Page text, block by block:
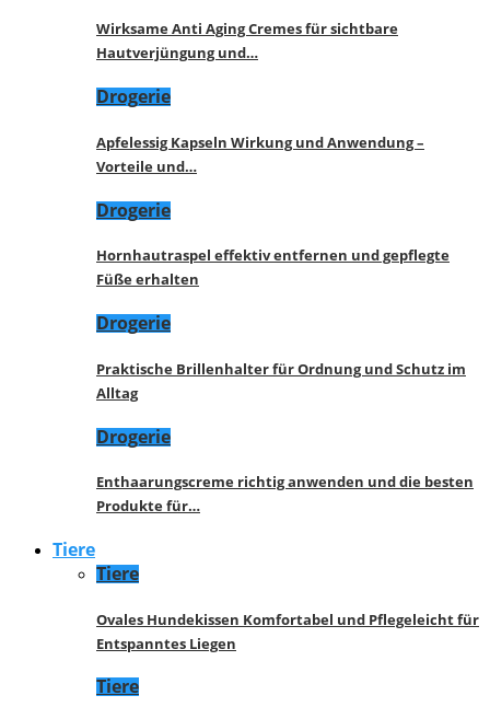
Wirksame Anti Aging Cremes für sichtbare
Hautverjüngung und…
Drogerie
Apfelessig Kapseln Wirkung und Anwendung –
Vorteile und…
Drogerie
Hornhautraspel effektiv entfernen und gepflegte
Füße erhalten
Drogerie
Praktische Brillenhalter für Ordnung und Schutz im
Alltag
Drogerie
Enthaarungscreme richtig anwenden und die besten
Produkte für…
Tiere
Tiere
Ovales Hundekissen Komfortabel und Pflegeleicht für
Entspanntes Liegen
Tiere